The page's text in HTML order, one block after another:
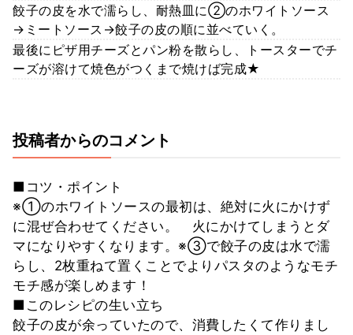
餃子の皮を水で濡らし、耐熱皿に②のホワイトソース
→ミートソース→餃子の皮の順に並べていく。
最後にピザ用チーズとパン粉を散らし、トースターでチ
ーズが溶けて焼色がつくまで焼けば完成★
投稿者からのコメント
■コツ・ポイント
※①のホワイトソースの最初は、絶対に火にかけず
に混ぜ合わせてください。 火にかけてしまうとダ
マになりやすくなります。※③で餃子の皮は水で濡
らし、2枚重ねて置くことでよりパスタのようなモチ
モチ感が楽しめます！
■このレシピの生い立ち
餃子の皮が余っていたので、消費したくて作りまし